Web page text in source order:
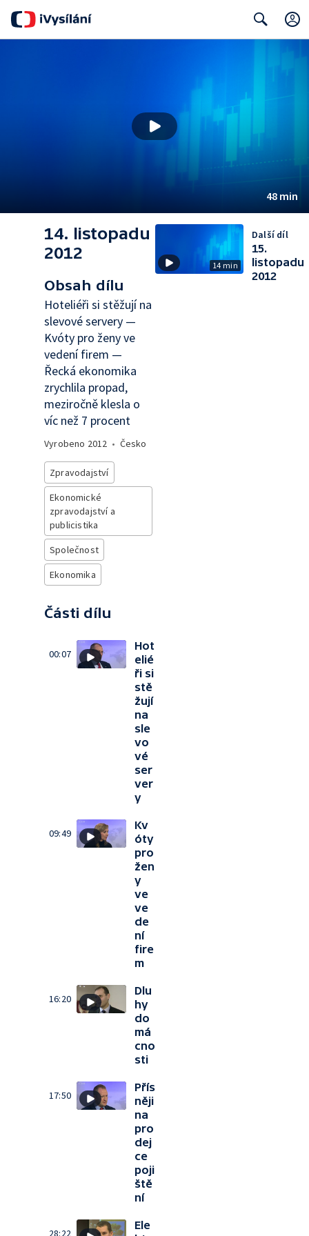
48 min
14. listopadu
2012
Obsah dílu
Hoteliéři si stěžují na
slevové servery —
Kvóty pro ženy ve
vedení firem —
Řecká ekonomika
zrychlila propad,
meziročně klesla o
víc než 7 procent
Vyrobeno 2012 • Česko
Zpravodajství
Ekonomické
zpravodajství a
publicistika
Společnost
Ekonomika
Části dílu
00:07
Hot
elié
ři si
stě
žují
na
sle
vo
vé
ser
ver
y
09:49
Kv
óty
pro
žen
y
ve
ve
de
ní
fire
m
16:20
Dlu
hy
do
má
cno
sti
17:50
Přís
něji
na
pro
dej
ce
poji
ště
ní
28:22
Ele
14 min
Další díl
15.
listopadu
2012